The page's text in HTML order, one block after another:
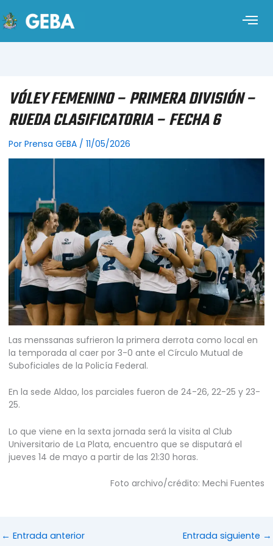
VÓLEY FEMENINO – PRIMERA DIVISIÓN –
RUEDA CLASIFICATORIA – FECHA 6
Por Prensa GEBA / 11/05/2026
Las menssanas sufrieron la primera derrota como local en
la temporada al caer por 3-0 ante el Círculo Mutual de
Suboficiales de la Policía Federal.
En la sede Aldao, los parciales fueron de 24-26, 22-25 y 23-
25.
Lo que viene en la sexta jornada será la visita al Club
Universitario de La Plata, encuentro que se disputará el
jueves 14 de mayo a partir de las 21:30 horas.
Foto archivo/crédito: Mechi Fuentes
← Entrada anterior Entrada siguiente →